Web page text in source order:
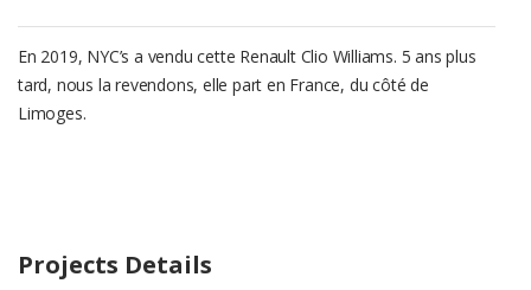
En 2019, NYC’s a vendu cette Renault Clio Williams. 5 ans plus
tard, nous la revendons, elle part en France, du côté de
Limoges.
Projects Details